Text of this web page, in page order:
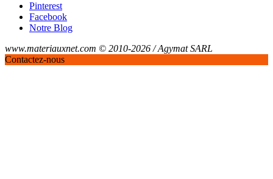
Pinterest
Facebook
Notre Blog
www.materiauxnet.com © 2010-2026 / Agymat SARL
Contactez-nous